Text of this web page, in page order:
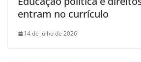
entram no currículo
14 de julho de 2026